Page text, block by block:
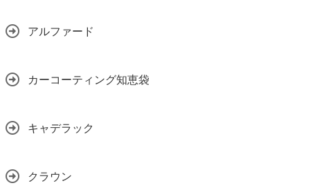
アルファード
カーコーティング知恵袋
キャデラック
クラウン